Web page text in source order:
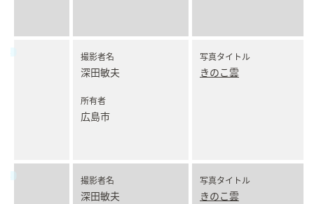
撮影者名
深田敏夫
所有者
広島市
写真タイトル
きのこ雲
撮影者名
深田敏夫
写真タイトル
きのこ雲